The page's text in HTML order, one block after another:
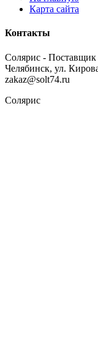
Карта сайта
Контакты
Солярис - Поставщик
Челябинск, ул.
zakaz@solt74.ru
Солярис